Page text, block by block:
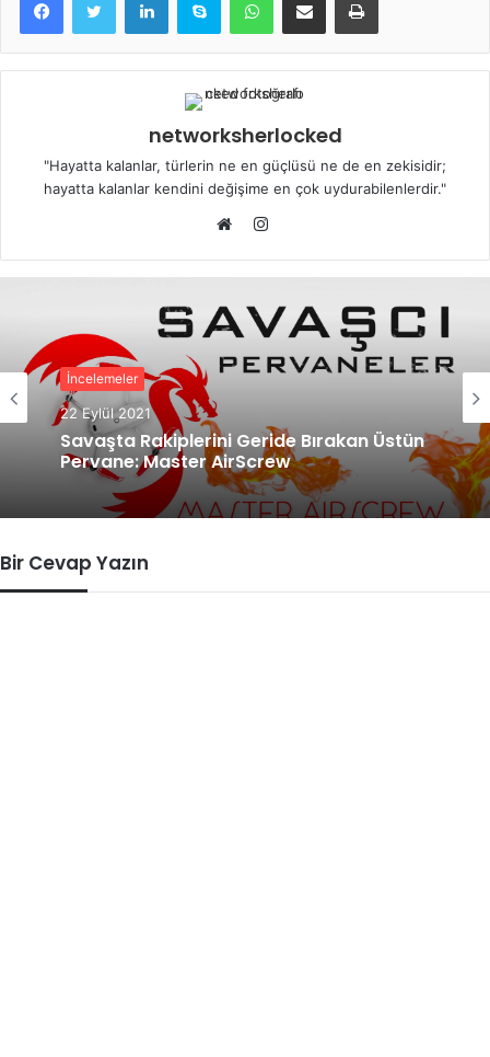
networksherlocked
"Hayatta kalanlar, türlerin ne en güçlüsü ne de en zekisidir;
hayatta kalanlar kendini değişime en çok uydurabilenlerdir."
sitesi
Instagram
İncelemeler
22 Eylül 2021
Savaşta Rakiplerini Geride Bırakan Üstün
Pervane: Master AirScrew
Bir Cevap Yazın